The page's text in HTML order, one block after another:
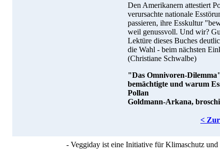
Den Amerikanern attestiert
verursachte nationale
passieren, ihre Esskultur
weil genussvoll. Und wir?
Lektüre dieses Buches
die Wahl - beim nächsten
(Christiane Schwalbe)
"Das Omnivoren-
bemächtigte und warum
Pollan
Goldmann-Arkana,
<
- Veggiday ist eine Initiative für Klimaschutz